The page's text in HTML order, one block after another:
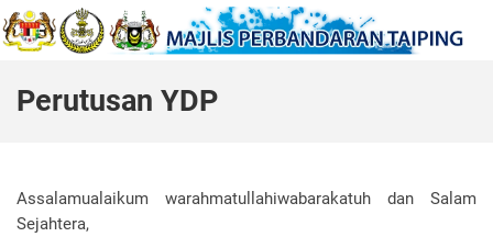
Perutusan YDP
Assalamualaikum warahmatullahiwabarakatuh dan Salam
Sejahtera,